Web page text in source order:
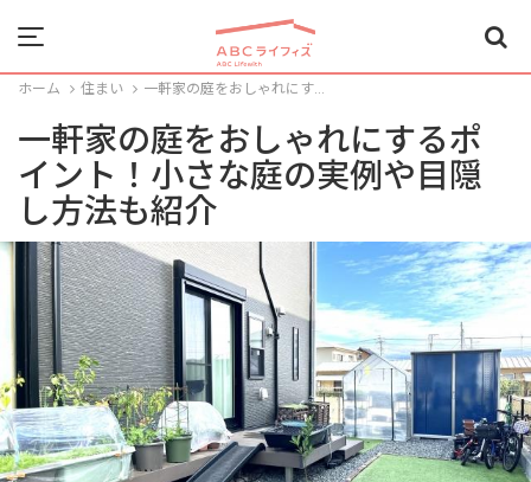
Menu
ホーム 住まい 一軒家の庭をおしゃれにす...
一軒家の庭をおしゃれにするポ
イント！小さな庭の実例や目隠
し方法も紹介